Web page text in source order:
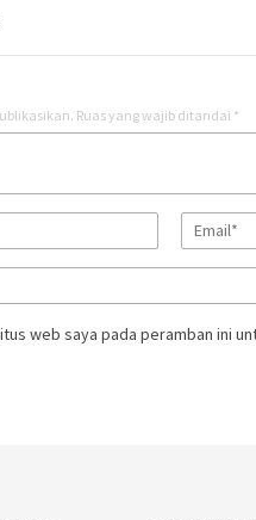
Ruas yang wajib ditandai *
web saya pada peramban ini